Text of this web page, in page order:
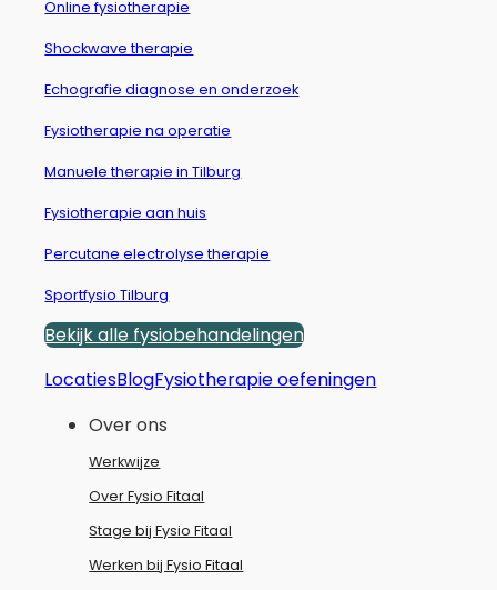
Online fysiotherapie
Shockwave therapie
Echografie diagnose en onderzoek
Fysiotherapie na operatie
Manuele therapie in Tilburg
Fysiotherapie aan huis
Percutane electrolyse therapie
Sportfysio Tilburg
Bekijk alle fysiobehandelingen
LocatiesBlogFysiotherapie oefeningen
Over ons
Werkwijze
Over Fysio Fitaal
Stage bij Fysio Fitaal
Werken bij Fysio Fitaal